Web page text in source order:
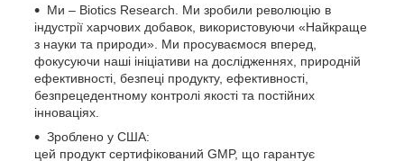
Ми – Biotics Research. Ми зробили революцію в
індустрії харчових добавок, використовуючи «Найкраще
з науки та природи». Ми просуваємося вперед,
фокусуючи наші ініціативи на дослідженнях, природній
ефективності, безпеці продукту, ефективності,
безпрецедентному контролі якості та постійних
інноваціях.
Зроблено у США:
цей продукт сертифікований GMP, що гарантує